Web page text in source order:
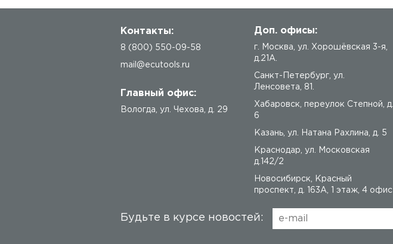
Контакты:
8 (800) 550-09-58
mail@ecutools.ru
Главный офис:
Вологда ул. Чехова, д. 29
Доп. офисы:
г. Москва, ул. Хорошёвская 3-я,
д.21А.
Санкт-Петербург, ул.
Ленсовета, 81.
Хабаровск, переулок Степной, д.
6
Казань, ул. Натана Рахлина, д. 5
Краснодар, ул. Московская
д.142/2
Новосибирск, Красный
проспект, д. 163А, 1 этаж, 4 офис
Будьте в курсе новостей: